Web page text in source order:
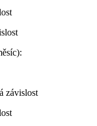
závislost